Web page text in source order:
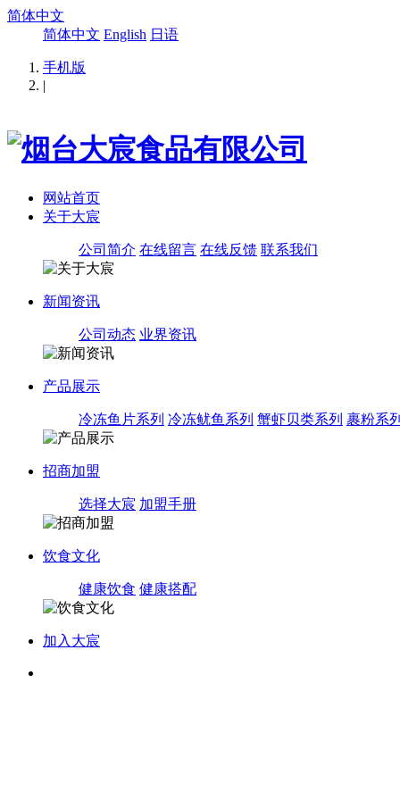
简体中文
简体中文 English 日语
手机版
|
网站首页
关于大宸
公司简介 在线留言 在线反馈 联系我们
新闻资讯
公司动态 业界资讯
产品展示
冷冻鱼片系列 冷冻鱿鱼系列 蟹虾贝类系列 裹粉系
招商加盟
选择大宸 加盟手册
饮食文化
健康饮食 健康搭配
加入大宸